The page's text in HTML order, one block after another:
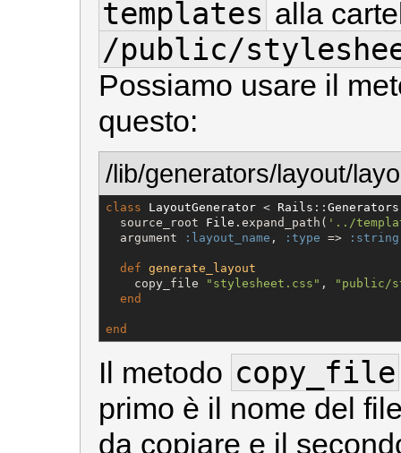
templates alla
/public/
Possiamo usare il
questo:
/lib/generators/layout/
class LayoutGenerator < Rails :: Generators
  source_root
File .expand_path( ' ../
  argument
:layout_name , :type => :string
def generate_layout
    copy_file
" stylesheet.css " , " public/
end
end
Il metodo copy_file
primo è il nome del
da copiare e il